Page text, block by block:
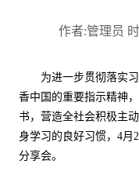
作者:管理员
为进一步贯彻落实
香中国的重要指示精神
书，营造全社会积极主
身学习的良好习惯， 4月
分享会。